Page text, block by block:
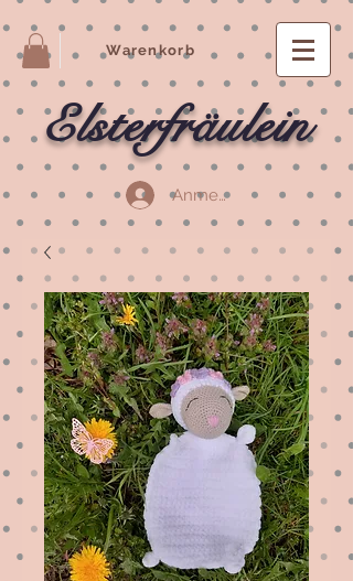
Warenkorb
Elsterfräulein
Anmelden